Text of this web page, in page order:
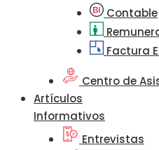
Contable
Factura
Centro de
Artículos
Informativos
Entrevistas